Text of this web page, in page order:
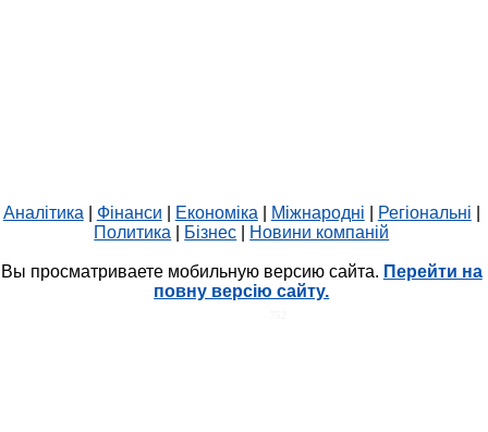
Аналітика Фінанси Економіка Міжнародні Регіональні
Политика
Бізнес Новини компаній
Вы просматриваете мобильную версию сайта. Перейти на
повну версію сайту.